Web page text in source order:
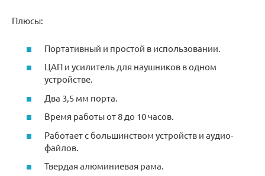
Плюсы:
Портативный и простой в использовании.
ЦАП и усилитель для наушников в одном
устройстве.
Два 3,5 мм порта.
Время работы от 8 до 10 часов.
Работает с большинством устройств и аудио-
файлов.
Твердая алюминиевая рама.